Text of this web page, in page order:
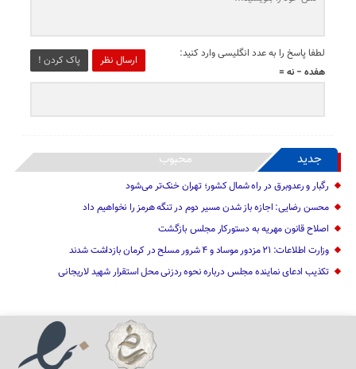
ارسال نظر پاک کردن !
لطفا پاسخ را به عدد انگلیسی وارد کنید:
هفده − نه =
جدید محبوب
رگبار و رعدوبرق در راه شمال کشور؛ تهران خنک‌تر می‌شود
محسن رضایی: اجازه باز شدن مسیر دوم در تنگه هرمز را نخواهیم داد
اصلاح قانون مهریه به دستورکار مجلس بازگشت
وزارت اطلاعات: ۲۱ مزدور موساد و ۴ شرور مسلح در کرمان بازداشت شدند
تکذیب ادعای نماینده مجلس درباره نحوه ردزنی محل استقرار شهید لاریجانی